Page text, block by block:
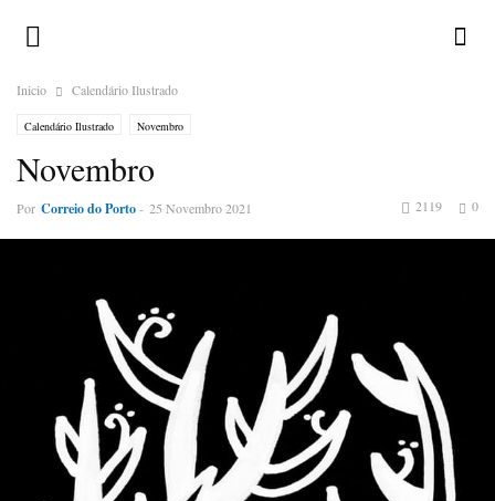
Inicio Calendário Ilustrado
Calendário Ilustrado Novembro
Novembro
Por Correio do Porto- 25 Novembro 2021 0
2119